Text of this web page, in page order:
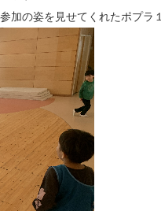
の姿を見せてくれたポプラ